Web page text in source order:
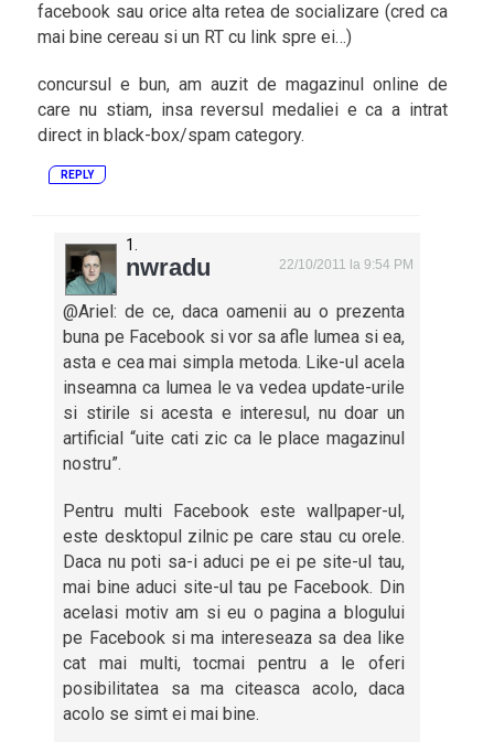
facebook sau orice alta retea de socializare (cred ca
mai bine cereau si un RT cu link spre ei…)
concursul e bun, am auzit de magazinul online de
care nu stiam, insa reversul medaliei e ca a intrat
direct in black-box/spam category.
REPLY
nwradu 22/10/2011 la 9:54 PM
@Ariel: de ce, daca oamenii au o prezenta
buna pe Facebook si vor sa afle lumea si ea,
asta e cea mai simpla metoda. Like-ul acela
inseamna ca lumea le va vedea update-urile
si stirile si acesta e interesul, nu doar un
artificial “uite cati zic ca le place magazinul
nostru”.
Pentru multi Facebook este wallpaper-ul,
este desktopul zilnic pe care stau cu orele.
Daca nu poti sa-i aduci pe ei pe site-ul tau,
mai bine aduci site-ul tau pe Facebook. Din
acelasi motiv am si eu o pagina a blogului
pe Facebook si ma intereseaza sa dea like
cat mai multi, tocmai pentru a le oferi
posibilitatea sa ma citeasca acolo, daca
acolo se simt ei mai bine.